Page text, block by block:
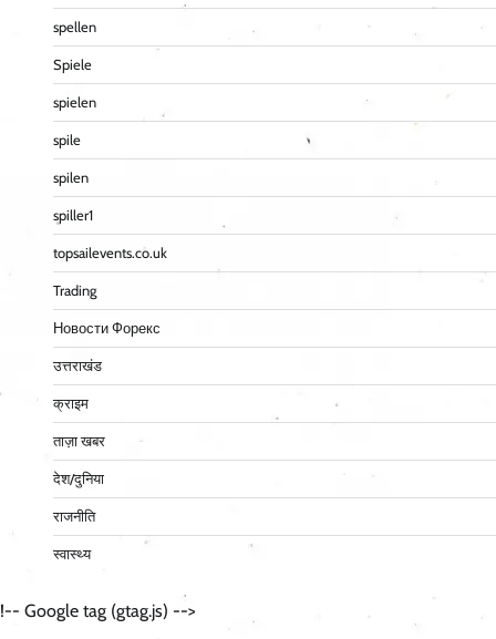
spellen
Spiele
spielen
spile
spilen
spiller1
topsailevents.co.uk
Trading
Новости Форекс
उत्तराखंड
क्राइम
ताज़ा खबर
देश/दुनिया
राजनीति
स्वास्थ्य
!-- Google tag (gtag.js) -->